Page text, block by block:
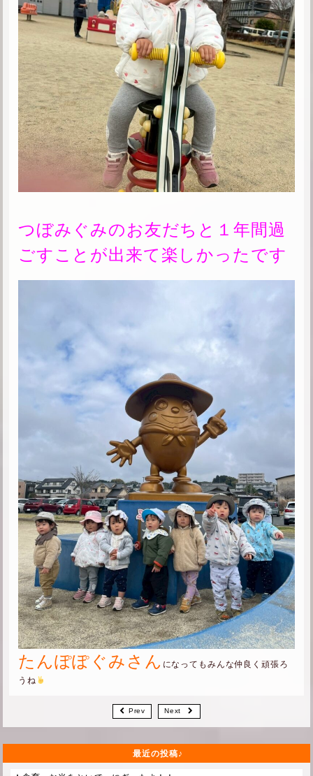
つぼみぐみのお友だちと１年間過
ごすことが出来て楽しかったです
たんぽぽぐみさん になってもみんな仲良く頑張ろ
うね
Prev Next
最近の投稿